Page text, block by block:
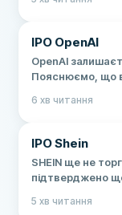
IPO OpenAI
OpenAI
Пояснюємо, що
6 хв читання
IPO Shein
SHEIN ще не
підтверджено
майбутньою
5 хв читання